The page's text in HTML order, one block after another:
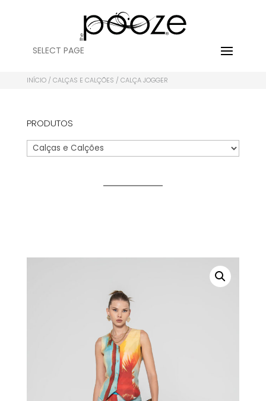
SELECT PAGE
INÍCIO/ CALÇAS E CALÇÕES / CALÇA JOGGER
PRODUTOS